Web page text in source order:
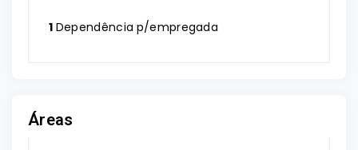
1 Dependência p/empregada
Áreas